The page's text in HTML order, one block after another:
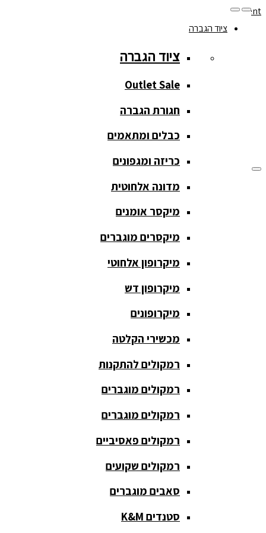
Skip to content
077-208-0290
מעקב הזמנות
ציוד הגברה
Outlet Sale
חגורת הגברה
כבלים
ומתאמים
כריזה
ומגפונים
מדונה
אלחוטית
מיקסר
מוגברים
מיקרופון
ציוד הגברה
ציוד הגברה
Outlet Sale
חגורת הגברה
כבלים ומתאמים
כריזה ומגפונים
מדונה אלחוטית
מיקסר אומנים
מיקסרים מוגברים
מיקרופון אלחוטי
מיקרופון דש
מיקרופונים
מכשירי הקלטה
רמקולים להתקנות
רמקולים מוגברים
רמקולים מוגברים
רמקולים פאסיביים
רמקולים שקועים
סאבים מוגברים
סטנדים K&M